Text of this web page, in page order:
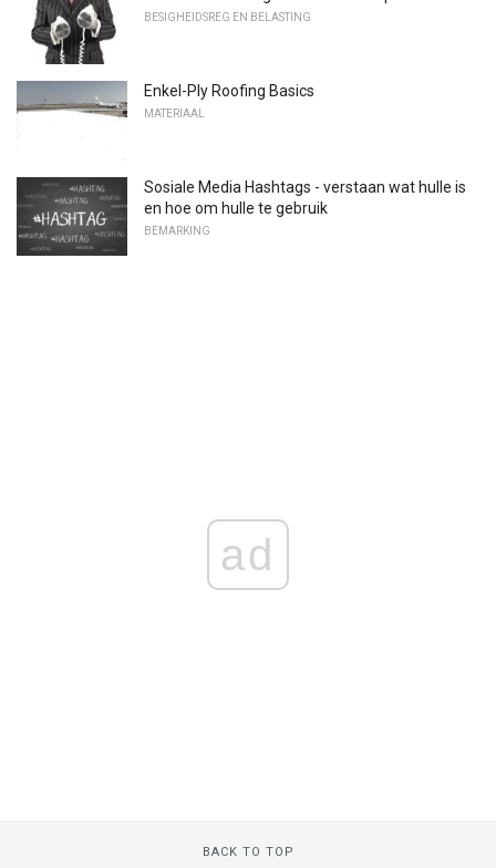
BESIGHEIDSREG EN BELASTING
Enkel-Ply Roofing Basics
MATERIAAL
Sosiale Media Hashtags - verstaan ​​wat hulle is
en hoe om hulle te gebruik
BEMARKING
ad
BACK TO TOP